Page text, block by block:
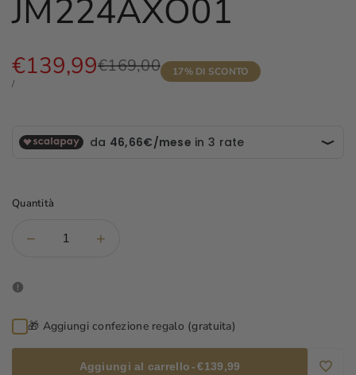
JM224AXO01
Prezzo
€169,00
Prezzo
scontato
€139,99
PREZZO
/PER
17% DI SCONTO
Quantità
Diminuisci
Maserati
-
Sapphire
−
Aumenta
-
Sapphire
-
+
🎁 Aggiungi confezione regalo (gratuita)
Aggiungi al carrello- €139,99